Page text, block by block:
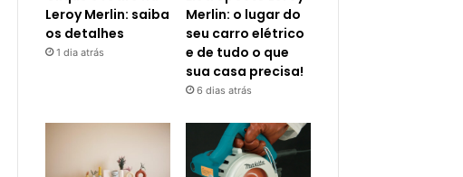
Leroy Merlin: saiba
os detalhes
1 dia atrás
Merlin: o lugar do
seu carro elétrico
e de tudo o que
sua casa precisa!
6 dias atrás